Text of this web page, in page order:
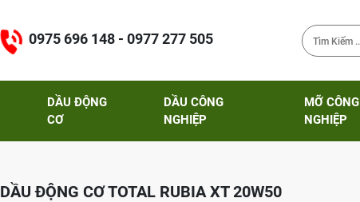
0975 696 148 - 0977 277 505
DẦU ĐỘNG
CƠ
DẦU CÔNG
NGHIỆP
MỠ CÔNG
NGHIỆP
DẦU ĐỘNG CƠ TOTAL RUBIA XT 20W50